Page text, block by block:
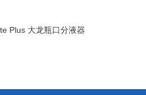
Plus 大龙瓶口分液器